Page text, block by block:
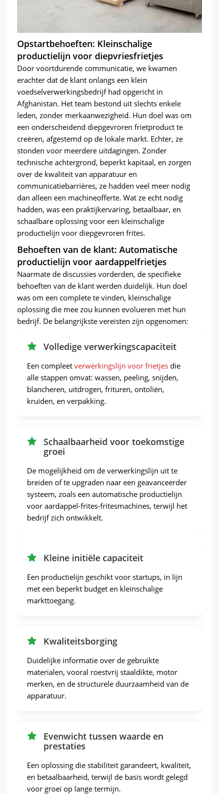
Opstartbehoeften: Kleinschalige
productielijn voor diepvriesfrietjes
Door voortdurende communicatie, we kwamen
erachter dat de klant onlangs een klein
voedselverwerkingsbedrijf had opgericht in
Afghanistan. Het team bestond uit slechts enkele
leden, zonder merkaanwezigheid. Hun doel was om
een ​​onderscheidend diepgevroren frietproduct te
creëren, afgestemd op de lokale markt. Echter, ze
stonden voor meerdere uitdagingen. Zonder
technische achtergrond, beperkt kapitaal, en zorgen
over de kwaliteit van apparatuur en
communicatiebarrières, ze hadden veel meer nodig
dan alleen een machineofferte. Wat ze echt nodig
hadden, was een praktijkervaring, betaalbaar, en
schaalbare oplossing voor een kleinschalige
productielijn voor diepgevroren frites.
Behoeften van de klant: Automatische
productielijn voor aardappelfrietjes
Naarmate de discussies vorderden, de specifieke
behoeften van de klant werden duidelijk. Hun doel
was om een ​​complete te vinden, kleinschalige
oplossing die mee zou kunnen evolueren met hun
bedrijf. De belangrijkste vereisten zijn opgenomen:
Volledige verwerkingscapaciteit
Een compleet verwerkingslijn voor frietjes die
alle stappen omvat: wassen, peeling, snijden,
blancheren, uitdrogen, frituren, ontoliën,
kruiden, en verpakking.
Schaalbaarheid voor toekomstige
groei
De mogelijkheid om de verwerkingslijn uit te
breiden of te upgraden naar een geavanceerder
systeem, zoals een automatische productielijn
voor aardappel-frites-fritesmachines, terwijl het
bedrijf zich ontwikkelt.
Kleine initiële capaciteit
Een productielijn geschikt voor startups, in lijn
met een beperkt budget en kleinschalige
markttoegang.
Kwaliteitsborging
Duidelijke informatie over de gebruikte
materialen, vooral roestvrij staaldikte, motor
merken, en de structurele duurzaamheid van de
apparatuur.
Evenwicht tussen waarde en
prestaties
Een oplossing die stabiliteit garandeert, kwaliteit,
en betaalbaarheid, terwijl de basis wordt gelegd
voor groei op lange termijn.